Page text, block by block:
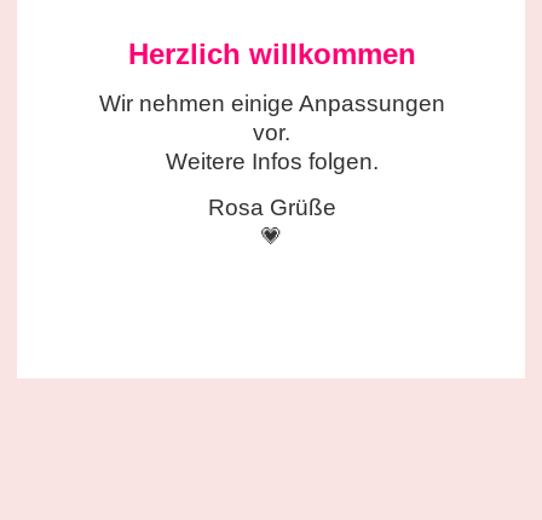
Herzlich willkommen
Wir nehmen einige Anpassungen
vor.
Weitere Infos folgen.
Rosa Grüße
💗